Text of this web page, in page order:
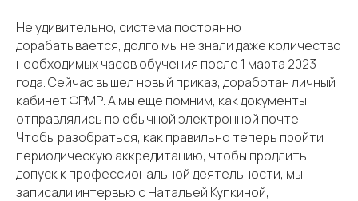
Не удивительно, система постоянно
дорабатывается, долго мы не знали даже количество
необходимых часов обучения после 1 марта 2023
года. Сейчас вышел новый приказ, доработан личный
кабинет ФРМР. А мы еще помним, как документы
отправлялись по обычной электронной почте.
Чтобы разобраться, как правильно теперь пройти
периодическую аккредитацию, чтобы продлить
допуск к профессиональной деятельности, мы
записали интервью с Натальей Купкиной,